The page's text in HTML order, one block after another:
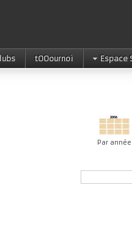
tOOournoi Espace
Par année